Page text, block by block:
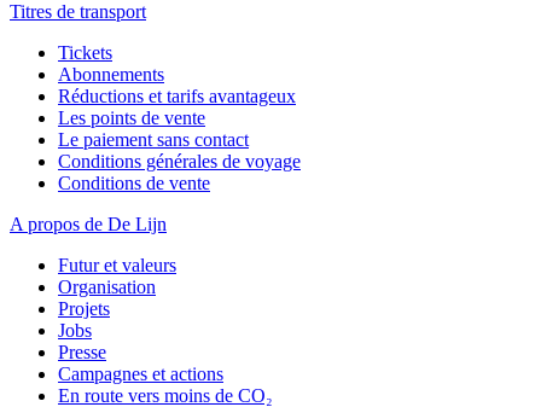
Titres de transport
Tickets
Abonnements
Réductions et tarifs avantageux
Les points de vente
Le paiement sans contact
Conditions générales de voyage
Conditions de vente
A propos de De Lijn
Futur et valeurs
Organisation
Projets
Jobs
Presse
Campagnes et actions
En route vers moins de CO₂